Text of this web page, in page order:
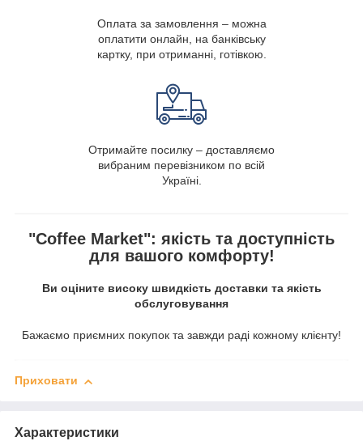
Оплата за замовлення – можна
оплатити онлайн, на банківську
картку, при отриманні, готівкою.
Отримайте посилку – доставляємо
вибраним перевізником по всій
Україні.
"Coffee Market": якість та доступність
для вашого комфорту!
Ви оціните високу швидкість доставки та якість
обслуговування
Бажаємо приємних покупок та завжди раді кожному клієнту!
Приховати
Характеристики